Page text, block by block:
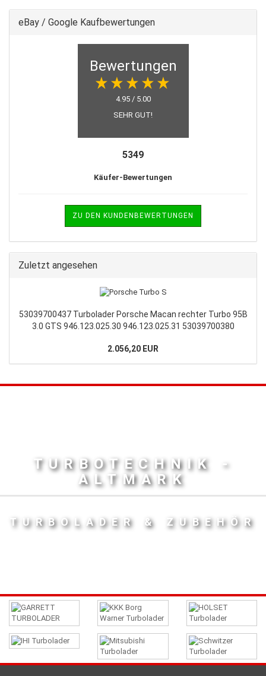
eBay / Google Kaufbewertungen
Bewertungen
4.95 / 5.00
SEHR GUT!
5349
Käufer-Bewertungen
ZU DEN KUNDENBEWERTUNGEN
Zuletzt angesehen
53039700437 Turbolader Porsche Macan rechter Turbo 95B
3.0 GTS 946.123.025.30 946.123.025.31 53039700380
2.056,20 EUR
TURBOTECHNIK -
ALTMARK
TURBOLADER & ZUBEHÖR